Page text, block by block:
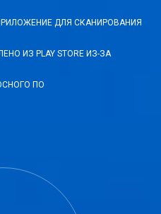
ДЛЯ СКАНИРОВАНИЯ
ИЗ PLAY STORE ИЗ-ЗА
ПО